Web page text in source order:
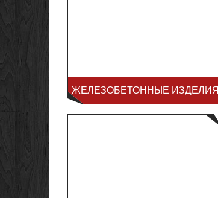
ЖЕЛЕЗОБЕТОННЫЕ ИЗДЕЛИЯ